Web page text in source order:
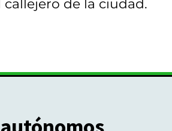
de la ciudad.